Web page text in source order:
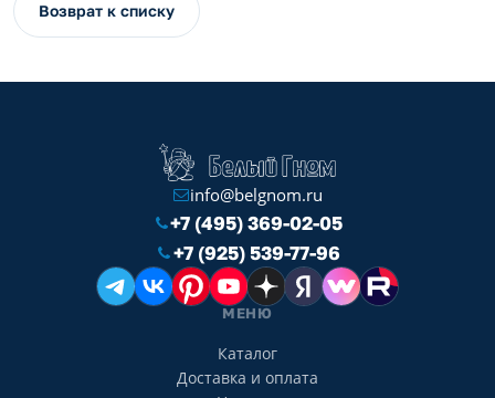
Возврат к списку
info@belgnom.ru
+7 (495) 369-02-05
+7 (925) 539-77-96
МЕНЮ
Каталог
Доставка и оплата